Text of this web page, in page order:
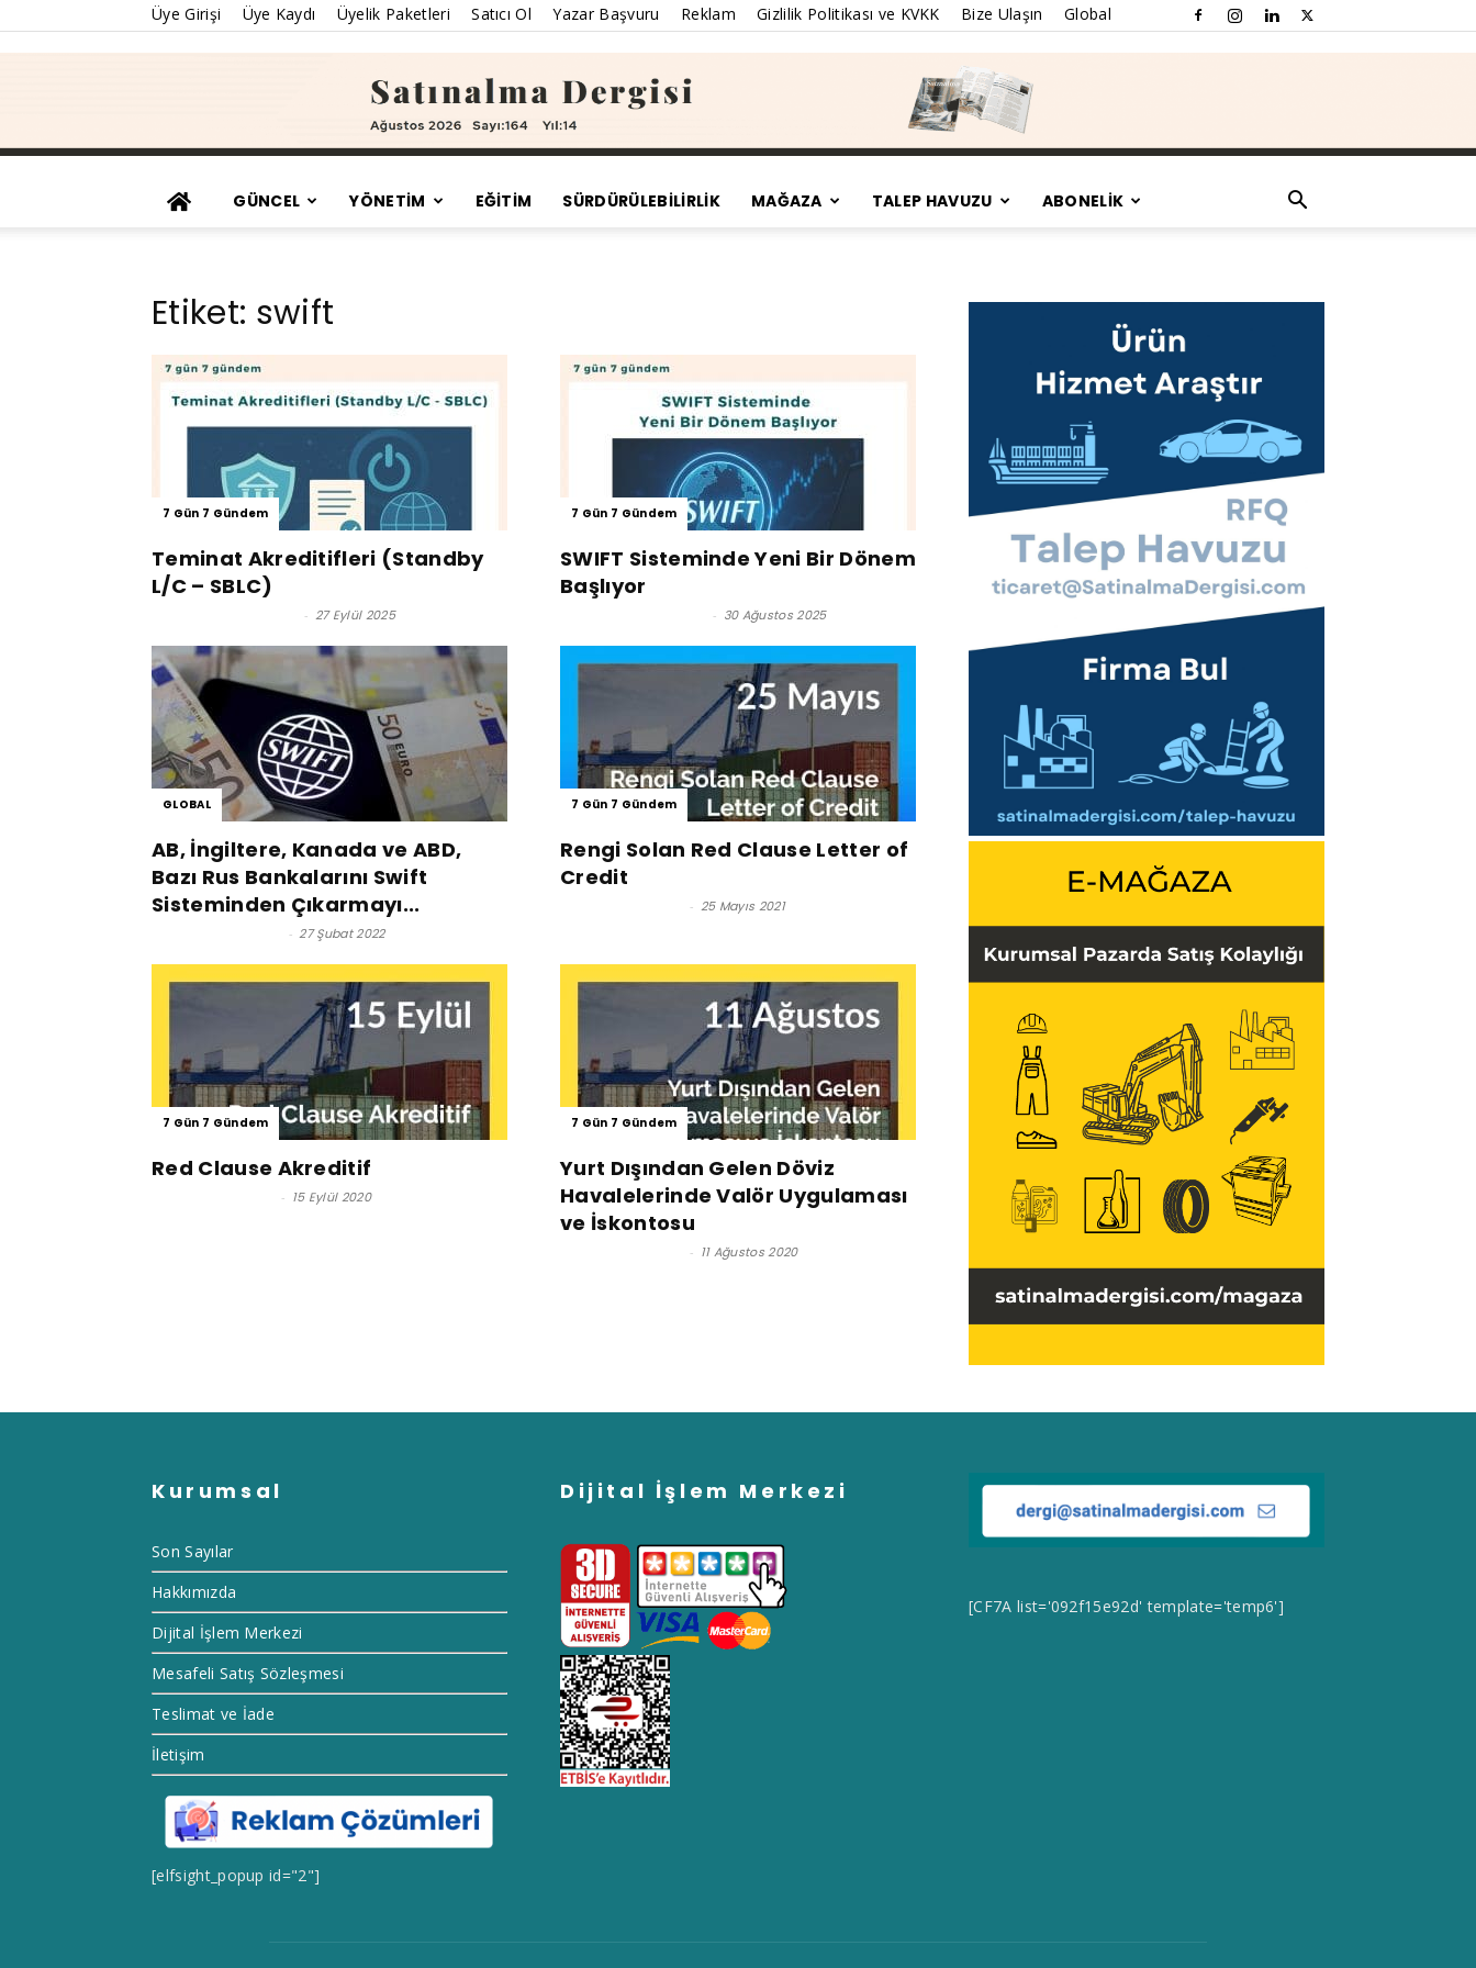
Üye Girişi Üye Kaydı Üyelik Paketleri Satıcı Ol Yazar Başvuru Reklam Gizlilik Politikası ve KVKK Bize Ulaşın Global
GÜNCEL YÖNETİM EĞİTİM SÜRDÜRÜLEBILIRLIK MAĞAZA TALEP HAVUZU ABONELİK
Etiket: swift
7 Gün 7 Gündem
Teminat Akreditifleri (Standby
L/C – SBLC)
- 27 Eylül 2025
7 Gün 7 Gündem
SWIFT Sisteminde Yeni Bir Dönem
Başlıyor
- 30 Ağustos 2025
GLOBAL
AB, İngiltere, Kanada ve ABD,
Bazı Rus Bankalarını Swift
Sisteminden Çıkarmayı...
- 27 Şubat 2022
7 Gün 7 Gündem
Rengi Solan Red Clause Letter of
Credit
- 25 Mayıs 2021
7 Gün 7 Gündem
Red Clause Akreditif
- 15 Eylül 2020
7 Gün 7 Gündem
Yurt Dışından Gelen Döviz
Havalelerinde Valör Uygulaması
ve İskontosu
- 11 Ağustos 2020
Kurumsal
Son Sayılar
Hakkımızda
Dijital İşlem Merkezi
Mesafeli Satış Sözleşmesi
Teslimat ve İade
İletişim
[elfsight_popup id="2"]
Dijital İşlem Merkezi
[CF7A list='092f15e92d' template='temp6']